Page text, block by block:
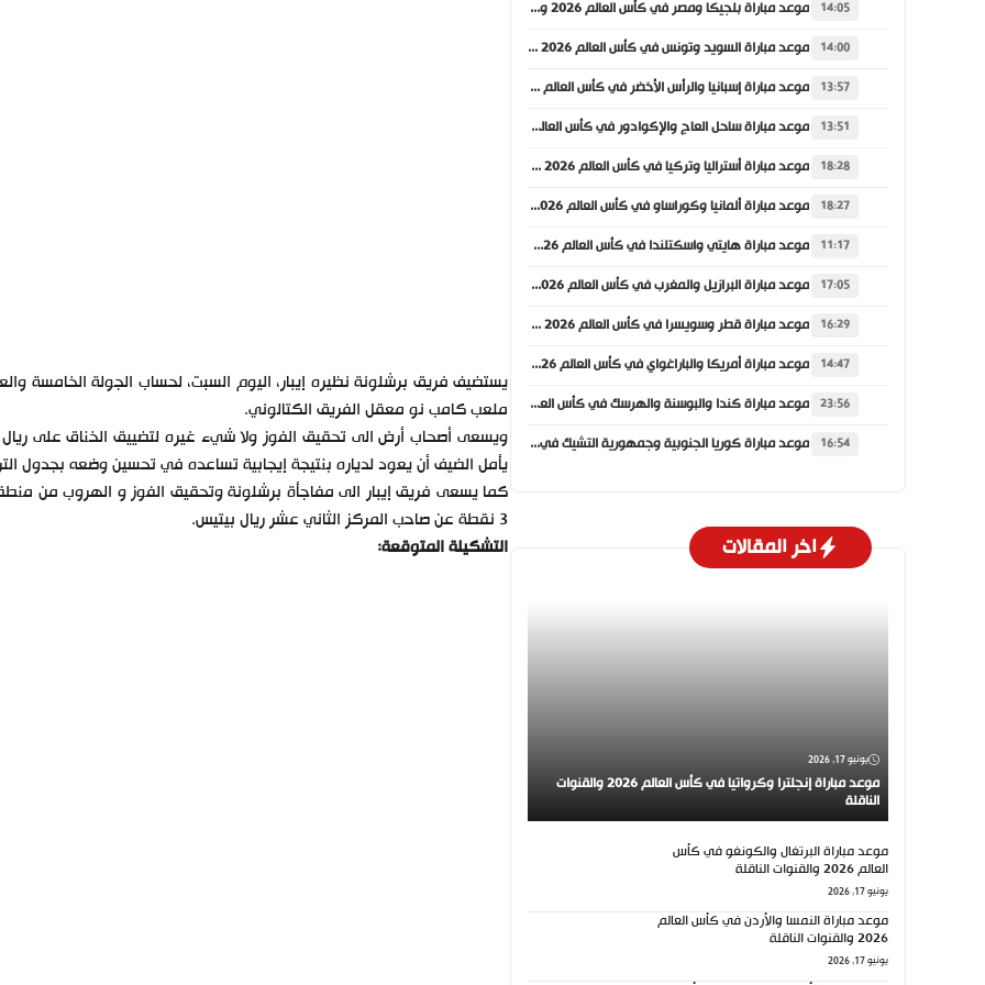
يستضيف فريق برشلونة نظيره إيبار، اليوم السبت، لحساب الجولة الخامسة
ملعب كامب نو معقل الفريق الكتالوني.
ويسعى أصحاب أرض الى تحقيق الفوز ولا شيء غيره لتضييق الخناق على
يأمل الضيف أن يعود لدياره بنتيجة إيجابية تساعده في تحسين وضعه بجدول
3 نقطة عن صاحب المركز الثاني عشر ريال بيتيس.
التشكيلة المتوقعة:
14:05 موعد مباراة بلجيكا ومصر في كأس العالم 2026 والقنوات الناقلة
14:00 موعد مباراة السويد وتونس في كأس العالم 2026 والقنوات الناقلة
13:57 موعد مباراة إسبانيا والرأس الأخضر في كأس العالم 2026 والقنوات الناقلة
13:51 موعد مباراة ساحل العاج والإكوادور في كأس العالم 2026 والقنوات الناقلة
18:28 موعد مباراة أستراليا وتركيا في كأس العالم 2026 والقنوات الناقلة
18:27 موعد مباراة ألمانيا وكوراساو في كأس العالم 2026 والقنوات الناقلة
11:17 موعد مباراة هايتي واسكتلندا في كأس العالم 2026 والقنوات الناقلة
17:05 موعد مباراة البرازيل والمغرب في كأس العالم 2026 والقنوات الناقلة
16:29 موعد مباراة قطر وسويسرا في كأس العالم 2026 والقنوات الناقلة
14:47 موعد مباراة أمريكا والباراغواي في كأس العالم 2026 والقنوات الناقلة
23:56 موعد مباراة كندا والبوسنة والهرسك في كأس العالم 2026 والقنوات الناقلة
16:54 موعد مباراة كوريا الجنوبية وجمهورية التشيك في كأس العالم 2026 والقنوات الناقلة
اخر المقالات
يونيو 17, 2026
موعد مباراة إنجلترا وكرواتيا في كأس العالم 2026 والقنوات
الناقلة
موعد مباراة البرتغال والكونغو في كأس
العالم 2026 والقنوات الناقلة
يونيو 17, 2026
موعد مباراة النمسا والأردن في كأس العالم
2026 والقنوات الناقلة
يونيو 17, 2026